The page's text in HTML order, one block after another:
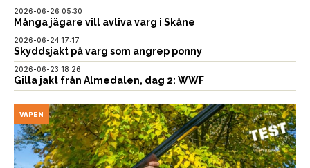
2026-06-26 05:30
Många jägare vill avliva varg i Skåne
2026-06-24 17:17
Skyddsjakt på varg som angrep ponny
2026-06-23 18:26
Gilla jakt från Almedalen, dag 2: WWF
VAPEN